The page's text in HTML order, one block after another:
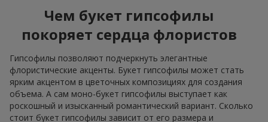
Чем букет гипсофилы
покоряет сердца флористов
Гипсофилы позволяют подчеркнуть элегантные
флористические акценты. Букет гипсофилы может стать
ярким акцентом в цветочных композициях для создания
объема. А сам моно-букет гипсофилы выступает как
роскошный и изысканный романтический вариант. Сколько
стоит букет гипсофилы зависит от его размера и